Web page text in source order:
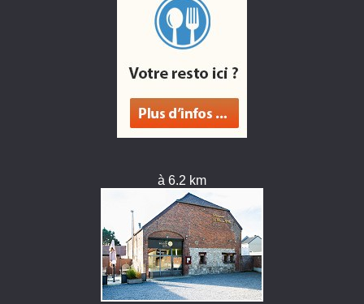
à 6.2 km